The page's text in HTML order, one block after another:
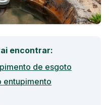
encontrar:
de esgoto
entupimento